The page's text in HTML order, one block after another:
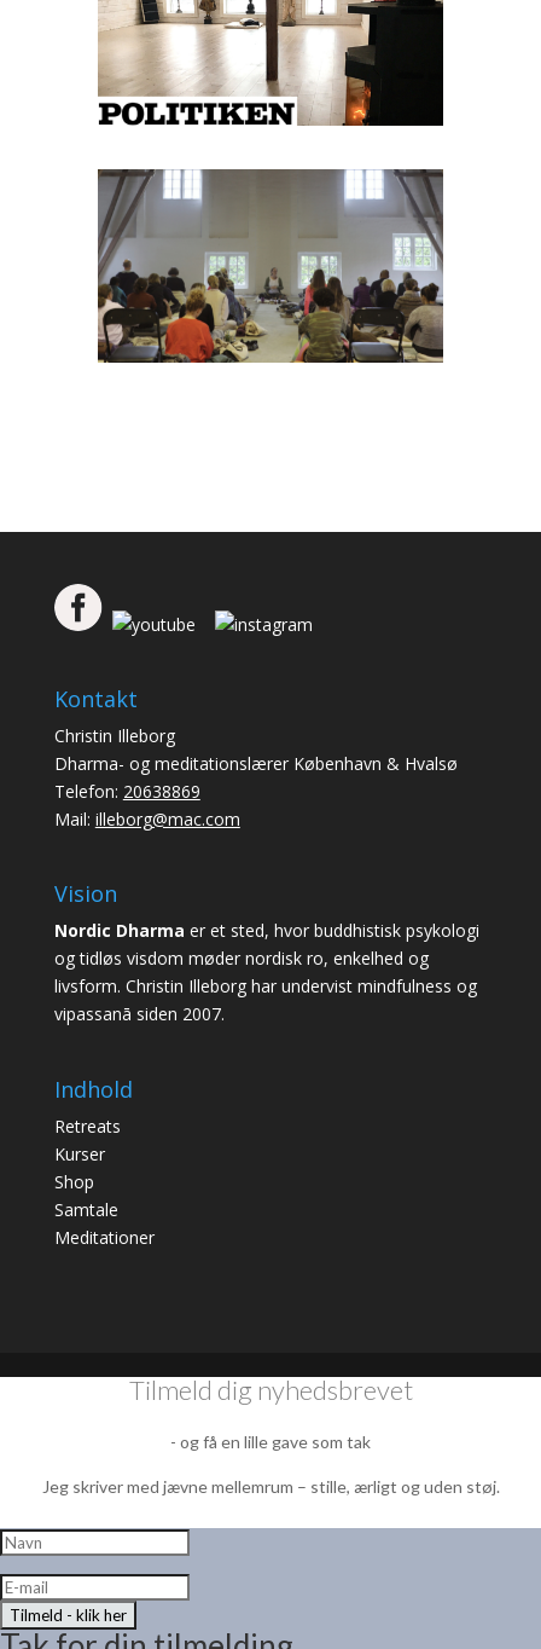
Kontakt
Christin Illeborg
Dharma- og meditationslærer København & Hvalsø
Telefon: 20638869
Mail: illeborg@mac.com
Vision
Nordic Dharma er et sted, hvor buddhistisk psykologi
og tidløs visdom møder nordisk ro, enkelhed og
livsform. Christin Illeborg har undervist mindfulness og
vipassanā siden 2007.
Indhold
Retreats
Kurser
Shop
Samtale
Meditationer
Tilmeld dig nyhedsbrevet
- og få en lille gave som tak
Jeg skriver med jævne mellemrum – stille, ærligt og uden støj.
Tilmeld - klik her